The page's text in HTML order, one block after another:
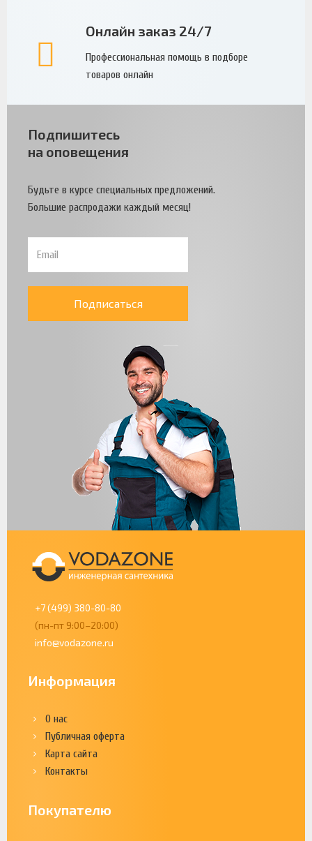
Онлайн заказ 24/7
Профессиональная помощь в подборе
товаров онлайн
Подпишитесь
на оповещения
Будьте в курсе специальных предложений.
Большие распродажи каждый месяц!
Подписаться
+7 (499) 380-80-80
(пн-пт 9:00–20:00)
info@vodazone.ru
Информация
О нас
Публичная оферта
Карта сайта
Контакты
Покупателю